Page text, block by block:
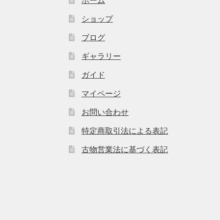
ショップ
ブログ
ギャラリー
ガイド
マイページ
お問い合わせ
特定商取引法による表記
古物営業法に基づく表記